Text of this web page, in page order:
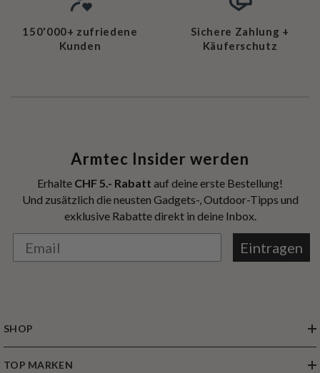
150'000+ zufriedene
Kunden
Sichere Zahlung +
Käuferschutz
Armtec Insider werden
Erhalte CHF 5.- Rabatt auf deine erste Bestellung!
Und zusätzlich die neusten Gadgets-, Outdoor-Tipps und
exklusive Rabatte direkt in deine Inbox.
Eintragen
SHOP
TOP MARKEN